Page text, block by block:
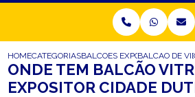
HOMECATEGORIASBALCOES EXPOSITORES
BALCAO DE
ONDE TEM BALCÃO
EXPOSITOR CIDADE